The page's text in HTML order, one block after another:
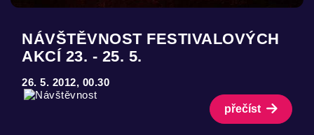
NÁVŠTĚVNOST FESTIVALOVÝCH
AKCÍ 23. - 25. 5.
26. 5. 2012, 00.30
přečíst